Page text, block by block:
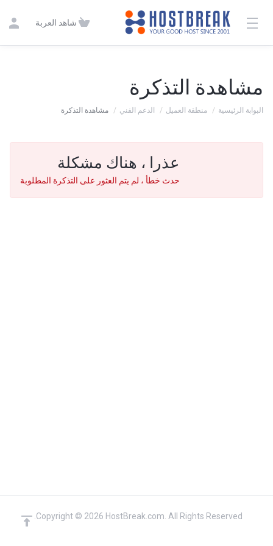
شاهد العربة
مشاهدة التذكرة
البوابة الرئيسية منطقة العميل الدعم الفني مشاهدة التذكرة
عذرا ، هناك مشكلة
حدث خطأ ، لم يتم العثور على التذكرة المطلوبة
Copyright © 2026 HostBreak.com. All Rights Reserved.